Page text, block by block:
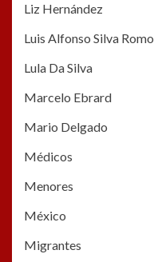
Liz Hernández
Luis Alfonso Silva Romo
Lula Da Silva
Marcelo Ebrard
Mario Delgado
Médicos
Menores
México
Migrantes